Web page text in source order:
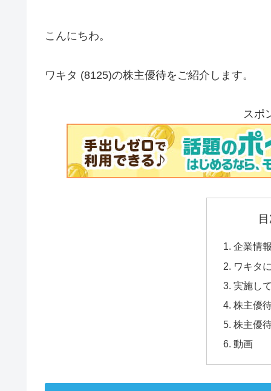
こんにちわ。
ワキタ (8125)の株主優待をご紹介します。
スポ
企業情
ワキタ
実施し
株主優
株主優
動画